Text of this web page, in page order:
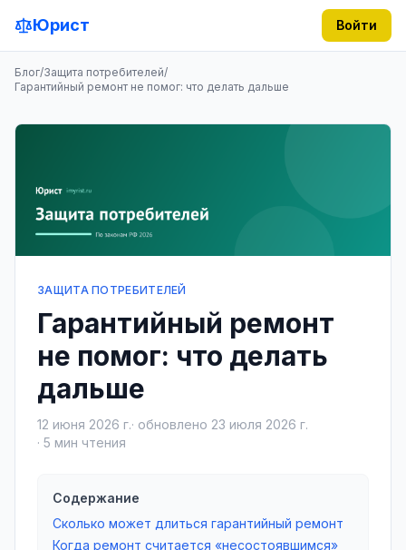
Юрист Войти
Блог/Защита потребителей/
Гарантийный ремонт не помог: что делать дальше
ЗАЩИТА ПОТРЕБИТЕЛЕЙ
Гарантийный ремонт
не помог: что делать
дальше
12 июня 2026 г.· обновлено 23 июля 2026 г.
· 5 мин чтения
Содержание
Сколько может длиться гарантийный ремонт
Когда ремонт считается «несостоявшимся»